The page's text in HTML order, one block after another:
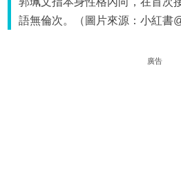
語無倫次。（圖片來源：小紅書
廣告